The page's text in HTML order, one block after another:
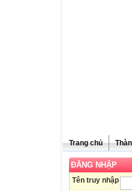
Trang chủ
ĐĂNG NHẬP
Tên truy nhập